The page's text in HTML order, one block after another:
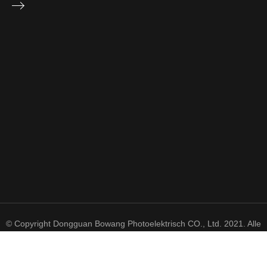
© Copyright Dongguan Bowang Photoelektrisch CO., Ltd. 2021. Alle